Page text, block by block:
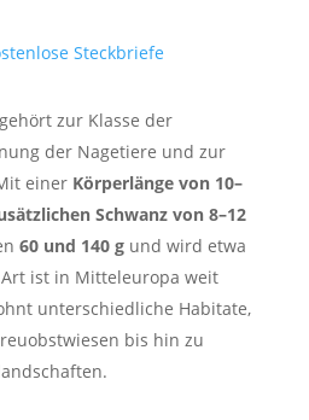
zur Klasse der
der Nagetiere und zur
einer Körperlänge von 10–
Schwanz von 8–12
60 und 140 gund wird etwa
Art ist in Mitteleuropa weit
unterschiedliche Habitate,
bis hin zu